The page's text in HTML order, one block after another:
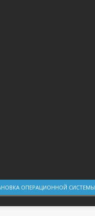
ОПЕРАЦИОННОЙ СИСТЕМЫ